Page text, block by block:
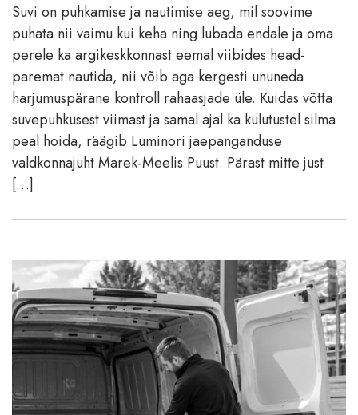
Suvi on puhkamise ja nautimise aeg, mil soovime
puhata nii vaimu kui keha ning lubada endale ja oma
perele ka argikeskkonnast eemal viibides head-
paremat nautida, nii võib aga kergesti ununeda
harjumuspärane kontroll rahaasjade üle. Kuidas võtta
suvepuhkusest viimast ja samal ajal ka kulutustel silma
peal hoida, räägib Luminori jaepanganduse
valdkonnajuht Marek-Meelis Puust. Pärast mitte just
[…]